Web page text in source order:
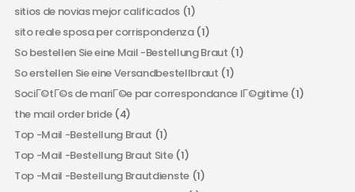
sitios de novias mejor calificados(1)
sito reale sposa per corrispondenza(1)
So bestellen Sie eine Mail -Bestellung Braut (1)
So erstellen Sie eine Versandbestellbraut (1)
SociГ©tГ©s de mariГ©e par correspondance lГ©gitime(1)
the mail order bride(4)
Top -Mail -Bestellung Braut (1)
Top -Mail -Bestellung Braut Site(1)
Top -Mail -Bestellung Brautdienste(1)